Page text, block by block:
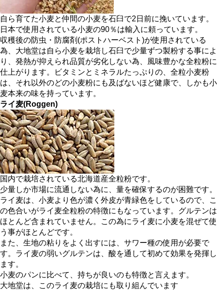
自ら育てた小麦と仲間の小麦を石臼で2日前に挽いています。
日本で使用されている小麦の90％は輸入に頼っています。
収穫後の防虫・防腐剤(ポストハーベスト)が使用されている
為、大地堂は自ら小麦を栽培し石臼で少量ずつ製粉する事によ
り、発熱が抑えられ品質が劣化しない為、風味豊かな全粒粉に
仕上がります。ビタミンとミネラルたっぷりの、全粒小麦粉
は、それ以外のどの小麦粉にも及ばないほど健康で、しかも小
麦本来の味を持っています。
ライ麦(Roggen)
国内で栽培されている北海道産全粒粉です。
少量しか市場に流通しない為に、量を確保するのが困難です。
ライ麦は、小麦より色が濃く外皮が青緑色をしているので、こ
の色合いがライ麦全粒粉の特徴にもなっています。グルテンは
ほとんど含まれていません。この為にライ麦に小麦を混ぜて使
う事がほとんどです。
また、生地の粘りをよく出すには、サワー種の使用が必要で
す。ライ麦の弱いグルテンは、酸を通して初めて効果を発揮し
ます。
小麦のパンに比べて、持ちが良いのも特徴と言えます。
大地堂は、このライ麦の栽培にも取り組んでいます